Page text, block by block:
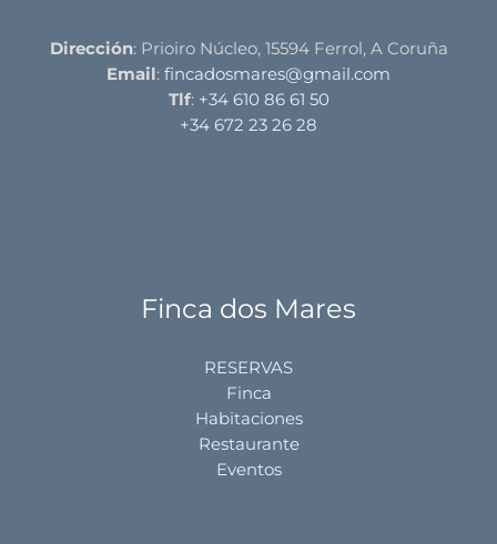
Dirección: Prioiro Núcleo, 15594 Ferrol, A Coruña
Email: fincadosmares@gmail.com
Tlf: +34 610 86 61 50
+34 672 23 26 28
Finca dos Mares
RESERVAS
Finca
Habitaciones
Restaurante
Eventos